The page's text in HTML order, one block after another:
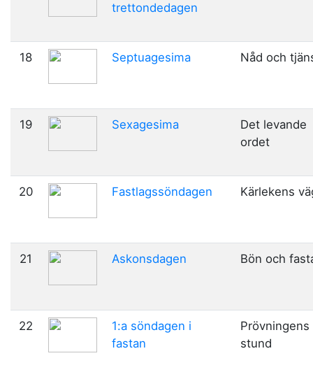
trettondedagen
18 Septuagesima Nåd och
19 Sexagesima
Det levande
ordet
20 Fastlagssöndagen Kärlekens
21 Askonsdagen Bön och
22
1:a söndagen i
fastan
Prövningens
stund